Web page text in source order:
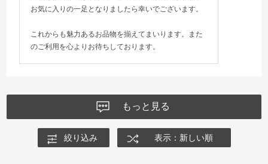
お気に入りの一足となりましたら幸いでございます。
これからも魅力あるお品物を揃えてまいります。また
のご利用を心よりお待ちしております。
もっと見る
絞り込み 表示：新しい順